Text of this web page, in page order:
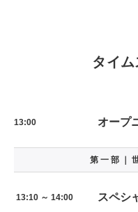
タイ
13:00 オープ
第 一 部 ｜
13:10 ～ 14:00 スペシ